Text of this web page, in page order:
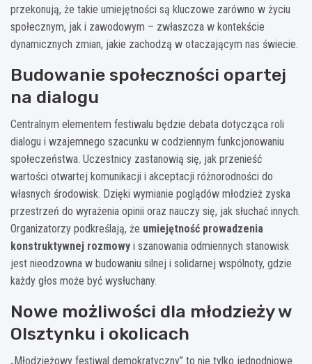
przekonują, że takie umiejętności są kluczowe zarówno w życiu
społecznym, jak i zawodowym – zwłaszcza w kontekście
dynamicznych zmian, jakie zachodzą w otaczającym nas świecie.
Budowanie społeczności opartej
na dialogu
Centralnym elementem festiwalu będzie debata dotycząca roli
dialogu i wzajemnego szacunku w codziennym funkcjonowaniu
społeczeństwa. Uczestnicy zastanowią się, jak przenieść
wartości otwartej komunikacji i akceptacji różnorodności do
własnych środowisk. Dzięki wymianie poglądów młodzież zyska
przestrzeń do wyrażenia opinii oraz nauczy się, jak słuchać innych.
Organizatorzy podkreślają, że umiejętność prowadzenia
konstruktywnej rozmowy i szanowania odmiennych stanowisk
jest nieodzowna w budowaniu silnej i solidarnej wspólnoty, gdzie
każdy głos może być wysłuchany.
Nowe możliwości dla młodzieży w
Olsztynku i okolicach
„Młodzieżowy festiwal demokratyczny” to nie tylko jednodniowe